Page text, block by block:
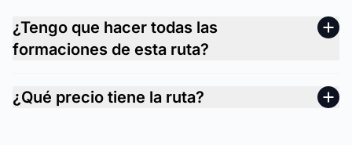
¿Tengo que hacer todas las
formaciones de esta ruta?
¿Qué precio tiene la ruta?